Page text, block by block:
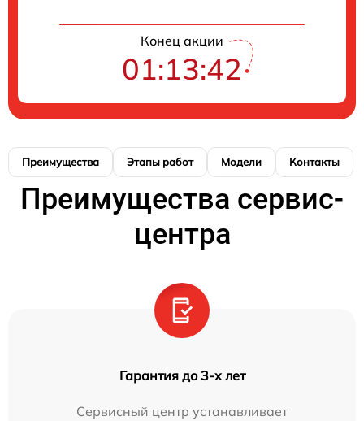
Конец акции
01:13:41
Преимущества Этапы работ Модели Контакты
Преимущества сервис-
центра
Гарантия до 3-х лет
Сервисный центр устанавливает